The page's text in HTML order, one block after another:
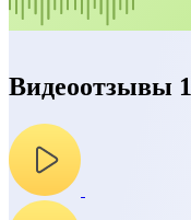
Видеоотзывы 1